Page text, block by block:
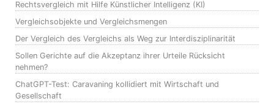
Rechtsvergleich mit Hilfe Künstlicher Intelligenz (KI)
Vergleichsobjekte und Vergleichsmengen
Der Vergleich des Vergleichs als Weg zur Interdisziplinarität
Sollen Gerichte auf die Akzeptanz ihrer Urteile Rücksicht
nehmen?
ChatGPT-Test: Caravaning kollidiert mit Wirtschaft und
Gesellschaft